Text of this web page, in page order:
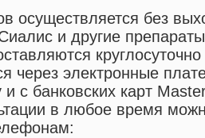
осуществляется без
и другие
круглосуточно
через электронные
с банковских карт
в любое время